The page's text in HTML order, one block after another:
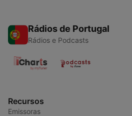
Rádios de Portugal
Rádios e Podcasts
Recursos
Emissoras